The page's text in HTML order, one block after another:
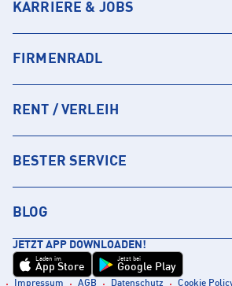
KARRIERE & JOBS
FIRMENRADL
RENT / VERLEIH
BESTER SERVICE
BLOG
JETZT APP DOWNLOADEN!
Laden im
App Store
Jetzt bei
Google Play
Impressum AGB Datenschutz Cookie